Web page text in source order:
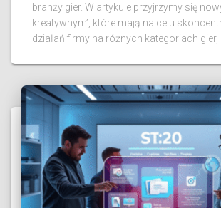
branży gier. W artykule przyjrzymy się
kreatywnym’, które mają na celu
działań firmy na różnych kategoriach gier,